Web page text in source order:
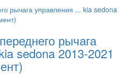
рычага
sedona 2013-2021